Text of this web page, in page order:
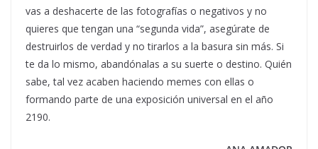
vas a deshacerte de las fotografías o negativos y no
quieres que tengan una “segunda vida”, asegúrate de
destruirlos de verdad y no tirarlos a la basura sin más. Si
te da lo mismo, abandónalas a su suerte o destino. Quién
sabe, tal vez acaben haciendo memes con ellas o
formando parte de una exposición universal en el año
2190.